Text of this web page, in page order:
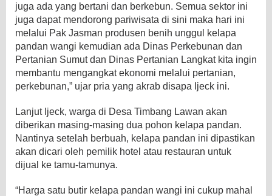
juga ada yang bertani dan berkebun. Semua sektor ini
juga dapat mendorong pariwisata di sini maka hari ini
melalui Pak Jasman produsen benih unggul kelapa
pandan wangi kemudian ada Dinas Perkebunan dan
Pertanian Sumut dan Dinas Pertanian Langkat kita ingin
membantu mengangkat ekonomi melalui pertanian,
perkebunan,” ujar pria yang akrab disapa Ijeck ini.
Lanjut Ijeck, warga di Desa Timbang Lawan akan
diberikan masing-masing dua pohon kelapa pandan.
Nantinya setelah berbuah, kelapa pandan ini dipastikan
akan dicari oleh pemilik hotel atau restauran untuk
dijual ke tamu-tamunya.
“Harga satu butir kelapa pandan wangi ini cukup mahal